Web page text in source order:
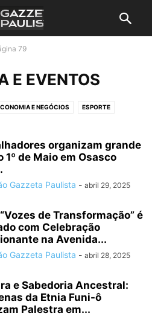
79
E EVENTOS
E NEGÓCIOS ESPORTE
E BEM-ESTAR SEM CATEGORIA
organizam grande
1º de Maio em Osasco
Gazzeta Paulista - abril 29, 2025
de Transformação” é
com Celebração
na Avenida...
Gazzeta Paulista - abril 28, 2025
e Sabedoria Ancestral:
da Etnia Funi-ô
Palestra em...